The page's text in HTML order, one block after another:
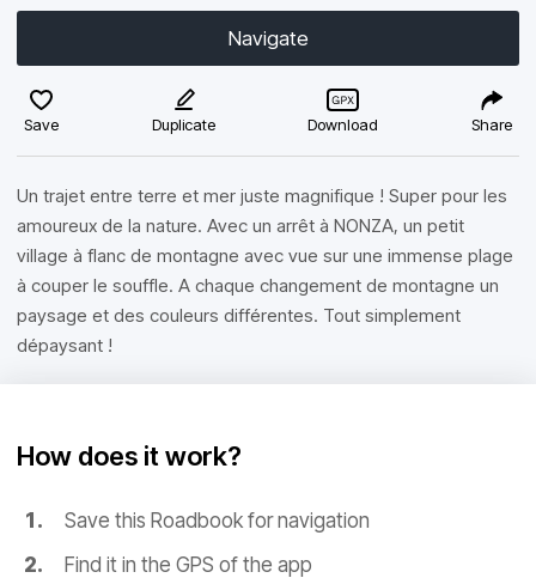
Navigate
Save Duplicate Download Share
Un trajet entre terre et mer juste magnifique ! Super pour les
amoureux de la nature. Avec un arrêt à NONZA, un petit
village à flanc de montagne avec vue sur une immense plage
à couper le souffle. A chaque changement de montagne un
paysage et des couleurs différentes. Tout simplement
dépaysant !
How does it work?
Save this Roadbook for navigation
Find it in the GPS of the app